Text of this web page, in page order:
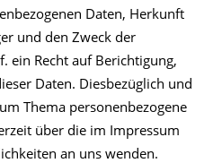
Daten, Herkunft
und den Zweck der
ein Recht auf Berichtigung,
Daten. Diesbezüglich und
Thema personenbezogene
über die im Impressum
an uns wenden.